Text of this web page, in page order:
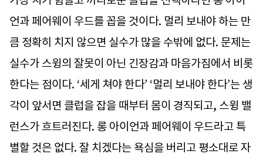
언과 페어웨이 우드를 꼽을 것이다. 멀리 보내야 하는 만
큼 정확히 치지 않으면 실수가 많을 수밖에 없다. 문제는
실수가 스윙의 잘못이 아닌 긴장감과 마음가짐에서 비롯
한다는 점이다. ‘세게 쳐야 한다’ ‘멀리 보내야 한다’는 생
각이 앞서면 클럽을 잡을 때부터 몸이 경직되고, 스윙 밸
런스가 흐트러진다. 롱 아이언과 페어웨이 우드라고 특
별할 것은 없다. 잘 치겠다는 욕심을 버리고 평소대로 자